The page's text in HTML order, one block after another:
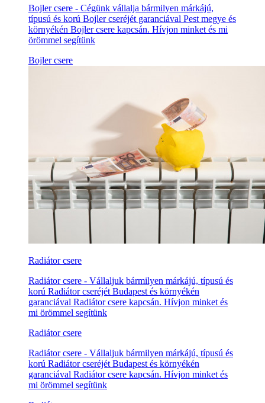
Bojler csere - Cégünk vállalja bármilyen márkájú,
típusú és korú Bojler cseréjét garanciával Pest megye és
környékén Bojler csere kapcsán. Hívjon minket és mi
örömmel segítünk
Bojler csere
Radiátor csere
Radiátor csere - Vállaljuk bármilyen márkájú, típusú és
korú Radiátor cseréjét Budapest és környékén
garanciával Radiátor csere kapcsán. Hívjon minket és
mi örömmel segítünk
Radiátor csere
Radiátor csere - Vállaljuk bármilyen márkájú, típusú és
korú Radiátor cseréjét Budapest és környékén
garanciával Radiátor csere kapcsán. Hívjon minket és
mi örömmel segítünk